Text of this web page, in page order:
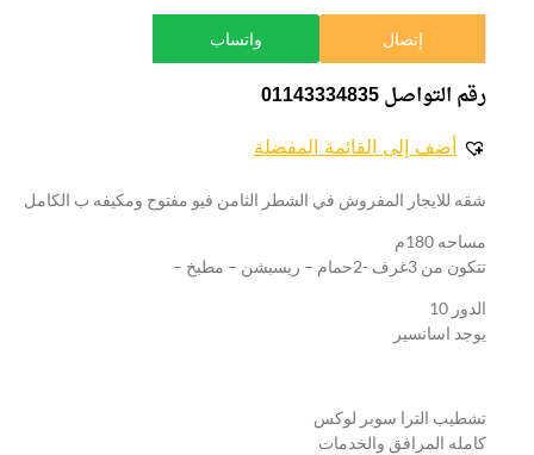
إتصال واتساب
رقم التواصل 01143334835
أضف إلى القائمة المفضلة
شقه للايجار المفروش في الشطر الثامن فيو مفتوح ومكيفه ب الكامل
مساحه 180م
تتكون من 3غرف -2حمام – ريسبشن – مطبخ –
الدور 10
يوجد اسانسير
تشطيب الترا سوبر لوكس
كامله المرافق والخدمات